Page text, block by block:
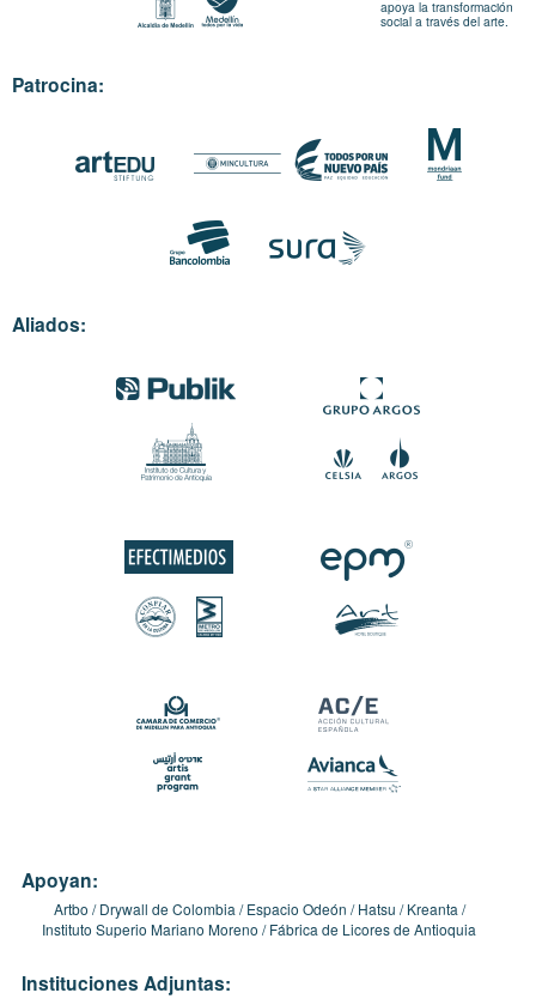
apoya la transformación
social a través del arte.
Patrocina:
Aliados:
Apoyan:
Artbo Drywall de Colombia Espacio Odeón Hatsu
Kreanta
Instituto Superio Mariano Moreno
Fábrica de Licores de Antioquia
Instituciones Adjuntas: